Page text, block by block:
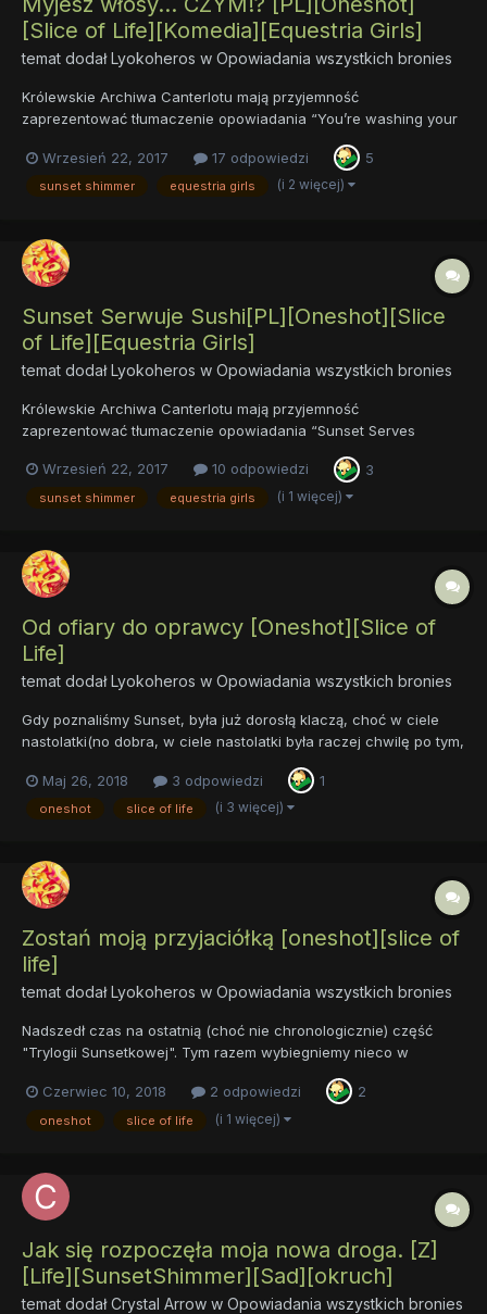
[Slice of Life][Komedia][Equestria Girls]
temat dodałLyokoheros w Opowiadania wszystkich bronies
Królewskie Archiwa Canterlotu mają przyjemność
zaprezentować tłumaczenie opowiadania “You’re washing your
hair with WHAT!?”, inspirowanego animacją “Monday Blues”,
opublikowanego w ramach zestawu tłumaczeń sunsetkowych
na Dzień Sunset Shimmer. Oryginalny opis: Sunset jest
Wrzesień 22, 2017 17 odpowiedzi 5
sunset shimmer equestria girls (i 2 więcej)
Sunset Serwuje Sushi[PL][Oneshot][Slice
of Life][Equestria Girls]
temat dodałLyokoheros w Opowiadania wszystkich bronies
Królewskie Archiwa Canterlotu mają przyjemność
zaprezentować tłumaczenie opowiadania “Sunset Serves
Mini , opublikowanego w ramach zestawu tłumaczeń
sunsetkowych na Dzień Sunset Shimmer. oryginalny opis:
Wrzesień 22, 2017 10 odpowiedzi 3
sunset shimmer equestria girls (i 1 więcej)
Od ofiary do oprawcy [Oneshot][Slice of
Life]
temat dodałLyokoheros w Opowiadania wszystkich bronies
Gdy poznaliśmy Sunset, była już dorosłą klaczą, choć w ciele
nastolatki(no dobra, w ciele nastolatki była raczej chwilę po tym,
drogą... Ale przecież nie zawsze tak było. Niegdyś i Sunset
wierzyła w przyjaźń... była młodą, niewinną kl...
Maj 26, 2018 3 odpowiedzi 1
oneshot slice of life (i 3 więcej)
Zostań moją przyjaciółką [oneshot][slice of
life]
temat dodałLyokoheros w Opowiadania wszystkich bronies
Nadszedł czas na ostatnią (choć nie chronologicznie) część
"Trylogii Sunsetkowej". Tym razem wybiegniemy nieco w
przyszłość względem "Od ofiary do oprawcy". Sunset ma 20 lat,
jej matka od 5 lat nie żyje, jeszcze dłużej jest uczennicą
księżniczki Celestii i mieszka w jej pałacu. Jest utalentowa...
Czerwiec 10, 2018 2 odpowiedzi 2
oneshot slice of life (i 1 więcej)
Jak się rozpoczęła moja nowa droga. [Z]
[Life][SunsetShimmer][Sad][okruch]
temat dodałCrystal Arrow w Opowiadania wszystkich bronies